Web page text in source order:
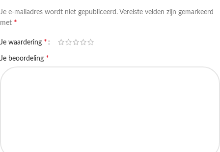
Je e-mailadres wordt niet gepubliceerd. Vereiste velden zijn gemarkeerd
met *
Je waardering *
Je beoordeling *